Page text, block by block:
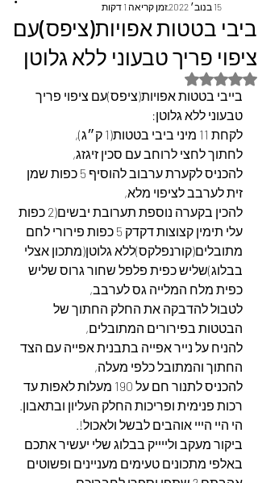
ביבי בטטות אפויות(ציפס)עם
ציפוי פריך טבעוני ללא גלוטן
15 בנוב׳ 2022
זמן קריאה 1 דקות
דירוג של NaN מתוך 5 כוכבים
בייבי בטטות אפויות(ציפס)עם ציפוי פריך
טבעוני ללא גלוטן:
לקחת 11 מיני ביבי בטטות(1 ק״ג),
לחתוך לחצי לרוחב עם סכין זיגזג,
להכניס לקערת ערבוב להוסיף 5 כפות שמן
זית לערבב לציפוי מלא,
להכין בקערה נוספת תערובת יבשים(2 כפות
עלי תימין קצוצות דקדק 5 כפות פירורי לחם
מתובלים(קורנפלקס)ללא גלוטן(מתכון אצלי
בבלוג)שליש כפית פלפל שחור גרוס שליש
כפית מלח המלייה גס לערבב,
לטבול להדבקה את החלק החתוך של
הבטטות בפירורים המתובלים,
להניח על נייר אפייה בתבנית אפייה עם הצד
החתוך והמתובל כלפי מעלה,
להכניס לתנור חם על 190 מעלות לאפות עד
רכות פנימית ופריכות החלק העליון ובתאבון.
הי היי הייי אוהבים לבשל ולאכול!.
ביקור מעקב ולייייק בבלוג שלי יעשיר אתכם
באלפי מתכונים טעימים מעניינים ופשוטים